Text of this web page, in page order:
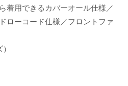
着用できるカバーオール仕様／
ローコード仕様／フロントファ